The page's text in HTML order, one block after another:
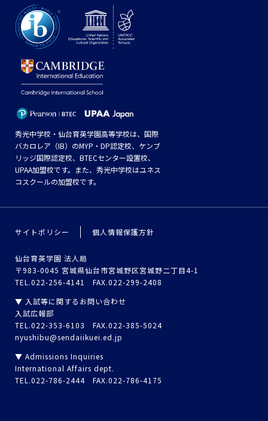
秀光中学校・仙台育英学園高等学校は、国際
バカロレア（IB）のMYP・DP認定校、ケンブ
リッジ国際認定校、BTECセンター設置校、
UPAA加盟校です。また、秀光中学校はユネス
コスクールの加盟校です。
サイトポリシー 個人情報保護方針
仙台育英学園 法人局
〒983-0045 宮城県仙台市宮城野区宮城野二丁目4-1
TEL.022-256-4141 FAX.022-299-2408
▼ 入試等に関するお問い合わせ
入試広報部
TEL.022-353-6103 FAX.022-385-5024
nyushibu@sendaiikuei.ed.jp
▼ Admissions Inquiries
International Affairs dept.
TEL.022-786-2444 FAX.022-786-4175